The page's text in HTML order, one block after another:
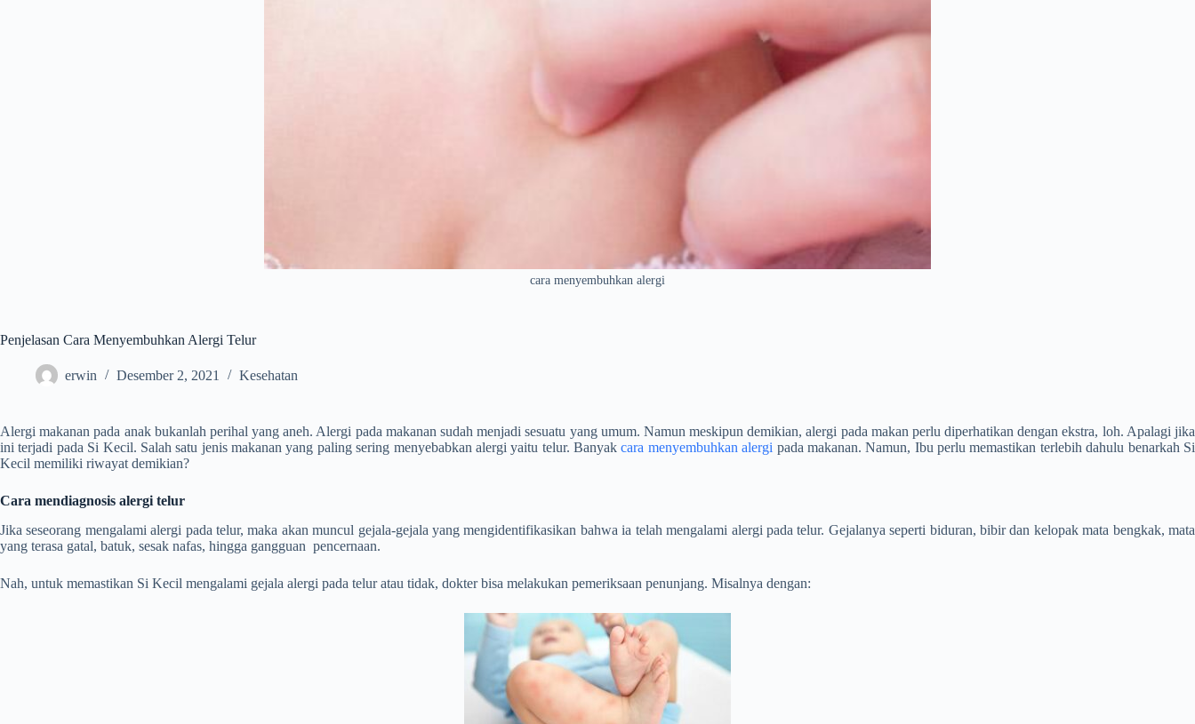
cara menyembuhkan alergi
Penjelasan Cara Menyembuhkan Alergi Telur
erwin Desember 2, 2021 Kesehatan
Alergi makanan pada anak bukanlah perihal yang aneh. Alergi pada makanan sudah menjadi sesuatu yang umum. Namun meskipun demikian, alergi pada makan perlu diperhatikan dengan ekstra, loh. Apalagi jika
ini terjadi pada Si Kecil. Salah satu jenis makanan yang paling sering menyebabkan alergi yaitu telur. Banyakcara menyembuhkan alergi pada makanan. Namun, Ibu perlu memastikan terlebih dahulu benarkah Si
Kecil memiliki riwayat demikian?
Cara mendiagnosis alergi telur
Jika seseorang mengalami alergi pada telur, maka akan muncul gejala-gejala yang mengidentifikasikan bahwa ia telah mengalami alergi pada telur. Gejalanya seperti biduran, bibir dan kelopak mata bengkak, mata
yang terasa gatal, batuk, sesak nafas, hingga gangguan pencernaan.
Nah, untuk memastikan Si Kecil mengalami gejala alergi pada telur atau tidak, dokter bisa melakukan pemeriksaan penunjang. Misalnya dengan: